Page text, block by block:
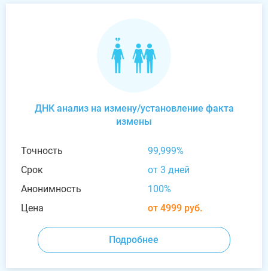
ДНК анализ на измену/установление факта
измены
Точность
99,999%
Срок
от 3 дней
Анонимность
100%
Цена
от 4999 руб.
Подробнее